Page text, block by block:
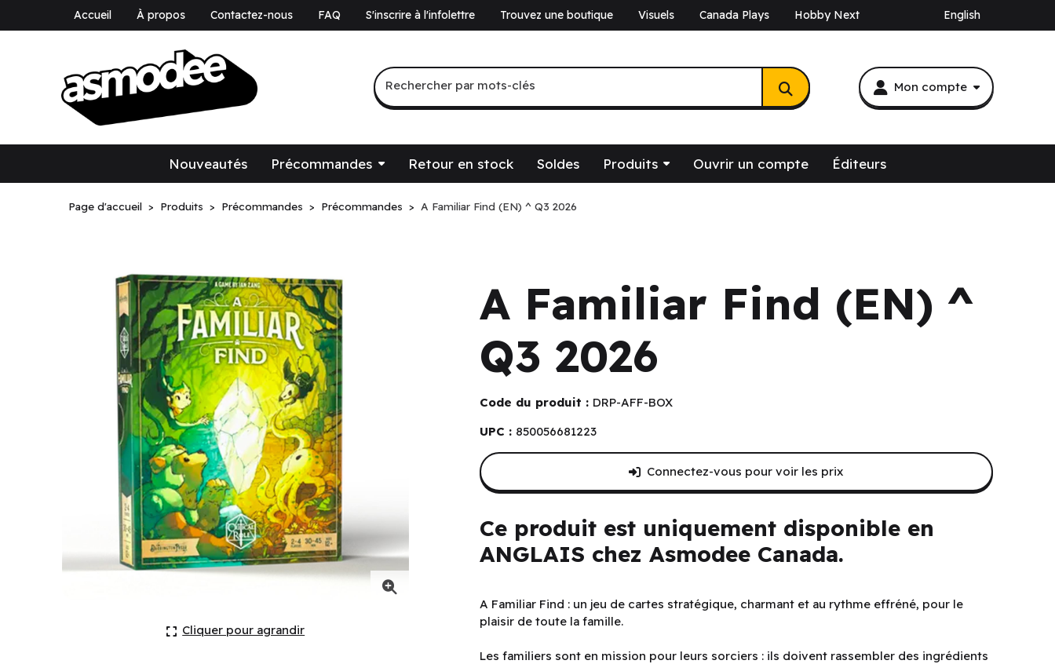
Accueil À propos Contactez-nous FAQ S'inscrire à l'infolettre Trouvez une boutique Visuels Canada Plays Hobby Next English
Mon compte
Recherche par mots-clés
Rechercher par mots-clés
Nouveautés Précommandes Retour en stock Soldes Produits Ouvrir un compte Éditeurs
Page d'accueil Produits Précommandes Précommandes A Familiar Find (EN) ^ Q3 2026
Cliquer pour agrandir
A Familiar Find (EN) ^
Q3 2026
Code du produit : DRP-AFF-BOX
UPC : 850056681223
Ce produit est uniquement disponible en
ANGLAIS chez Asmodee Canada.
A Familiar Find : un jeu de cartes stratégique, charmant et au rythme effréné, pour le
plaisir de toute la famille.
Les familiers sont en mission pour leurs sorciers : ils doivent rassembler des ingrédients
Connectez-vous pour voir les prix